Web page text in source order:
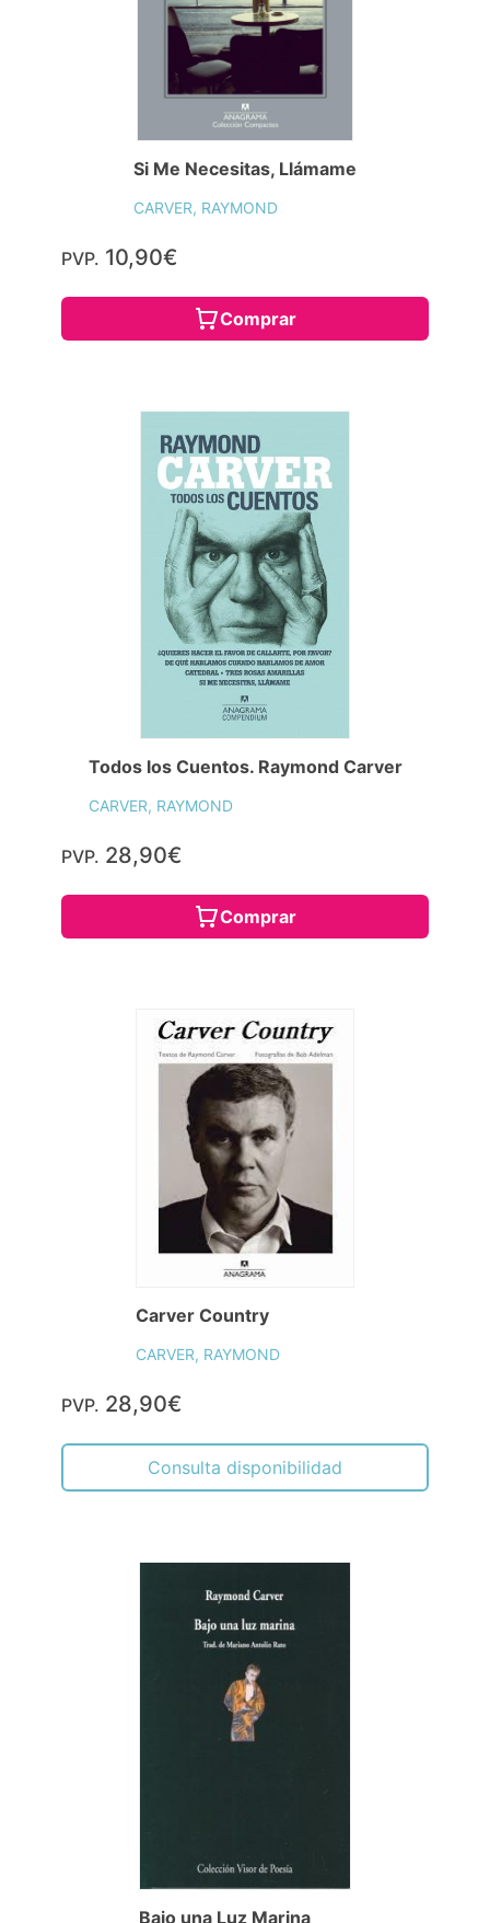
Si Me Necesitas, Llámame
CARVER, RAYMOND
PVP. 10,90€
Comprar
Todos los Cuentos. Raymond Carver
CARVER, RAYMOND
PVP. 28,90€
Comprar
Carver Country
CARVER, RAYMOND
PVP. 28,90€
Consulta disponibilidad
Bajo una Luz Marina